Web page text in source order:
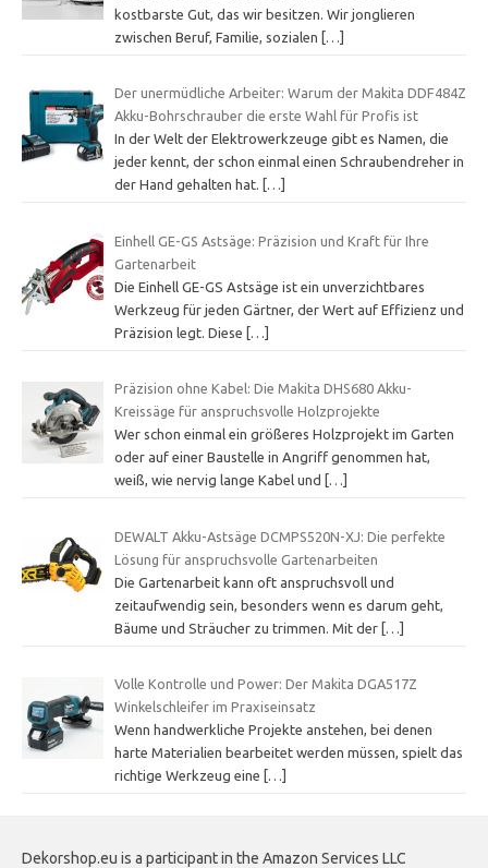
kostbarste Gut, das wir besitzen. Wir jonglieren
zwischen Beruf, Familie, sozialen […]
Der unermüdliche Arbeiter: Warum der Makita DDF484Z
Akku-Bohrschrauber die erste Wahl für Profis ist
In der Welt der Elektrowerkzeuge gibt es Namen, die
jeder kennt, der schon einmal einen Schraubendreher in
der Hand gehalten hat.
[…]
Einhell GE-GS Astsäge: Präzision und Kraft für Ihre
Gartenarbeit
Die Einhell GE-GS Astsäge ist ein unverzichtbares
Werkzeug für jeden Gärtner, der Wert auf Effizienz und
Präzision legt. Diese […]
Präzision ohne Kabel: Die Makita DHS680 Akku-
Kreissäge für anspruchsvolle Holzprojekte
Wer schon einmal ein größeres Holzprojekt im Garten
oder auf einer Baustelle in Angriff genommen hat,
weiß, wie nervig lange Kabel und
[…]
DEWALT Akku-Astsäge DCMPS520N-XJ: Die perfekte
Lösung für anspruchsvolle Gartenarbeiten
Die Gartenarbeit kann oft anspruchsvoll und
zeitaufwendig sein, besonders wenn es darum geht,
Bäume und Sträucher zu trimmen. Mit der […]
Volle Kontrolle und Power: Der Makita DGA517Z
Winkelschleifer im Praxiseinsatz
Wenn handwerkliche Projekte anstehen, bei denen
harte Materialien bearbeitet werden müssen, spielt das
richtige Werkzeug eine
[…]
Dekorshop.eu is a participant in the Amazon Services LLC